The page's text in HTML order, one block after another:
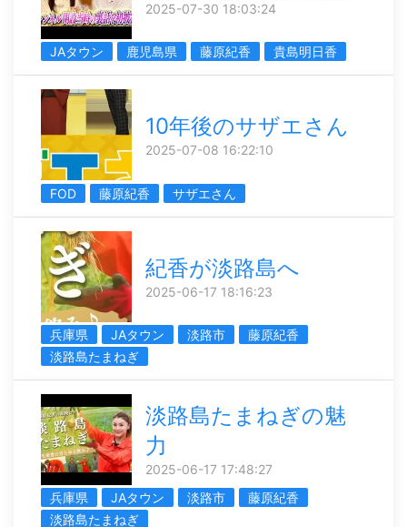
2025-07-30 18:03:24
JAタウン 鹿児島県 藤原紀香 貴島明日香
10年後のサザエさん
2025-07-08 16:22:10
FOD 藤原紀香 サザエさん
紀香が淡路島へ
2025-06-17 18:16:23
兵庫県 JAタウン 淡路市
藤原紀香
淡路島たまねぎ
淡路島たまねぎの魅
力
2025-06-17 17:48:27
兵庫県
JAタウン 淡路市
藤原紀香
淡路島たまねぎ